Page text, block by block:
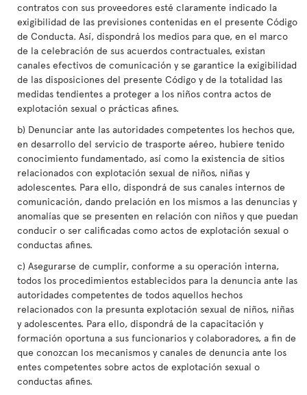
contratos con sus proveedores esté claramente indicado la
exigibilidad de las previsiones contenidas en el presente Código
de Conducta. Así, dispondrá los medios para que, en el marco
de la celebración de sus acuerdos contractuales, existan
canales efectivos de comunicación y se garantice la exigibilidad
de las disposiciones del presente Código y de la totalidad las
medidas tendientes a proteger a los niños contra actos de
explotación sexual o prácticas afines.
b) Denunciar ante las autoridades competentes los hechos que,
en desarrollo del servicio de trasporte aéreo, hubiere tenido
conocimiento fundamentado, así como la existencia de sitios
relacionados con explotación sexual de niños, niñas y
adolescentes. Para ello, dispondrá de sus canales internos de
comunicación, dando prelación en los mismos a las denuncias y
anomalías que se presenten en relación con niños y que puedan
conducir o ser calificadas como actos de explotación sexual o
conductas afines.
c) Asegurarse de cumplir, conforme a su operación interna,
todos los procedimientos establecidos para la denuncia ante las
autoridades competentes de todos aquellos hechos
relacionados con la presunta explotación sexual de niños, niñas
y adolescentes. Para ello, dispondrá de la capacitación y
formación oportuna a sus funcionarios y colaboradores, a fin de
que conozcan los mecanismos y canales de denuncia ante los
entes competentes sobre actos de explotación sexual o
conductas afines.